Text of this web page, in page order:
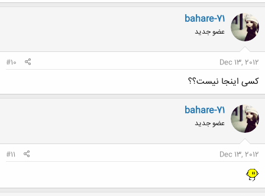
bahare-71
عضو جدید
Dec 13, 2012
#10
کسی اینجا نیست؟؟
bahare-71
عضو جدید
Dec 13, 2012
#11